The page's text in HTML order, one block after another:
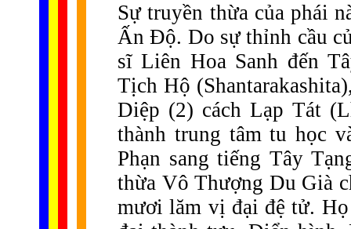
Sự truyền thừa của phái
Ấn Độ. Do sự thỉnh cầu
sĩ Liên Hoa Sanh đến
Tịch Hộ
Diệp (2) cách Lạp Tát
thành trung tâm tu học
Phạn sang tiếng Tây
thừa Vô Thượng Du Già
mươi lăm vị đại đệ tử.